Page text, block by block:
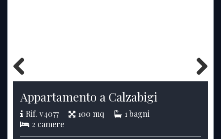
Previous Next
Appartamento a Calzabigi
Rif. v4077 100 mq
1 bagni
2 camere